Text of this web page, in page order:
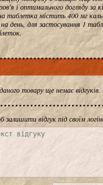
і оптимального догляду
таблетка містить 400 мг
на день, для застосування 1
товару ще немає
відгук під своїм